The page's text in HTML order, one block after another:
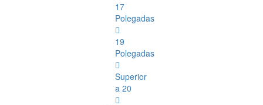
17
Polegadas
19
Polegadas
Superior
a 20